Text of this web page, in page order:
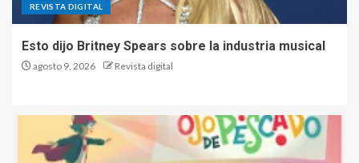
REVISTA DIGITAL
Esto dijo Britney Spears sobre la industria musical
agosto 9, 2026 Revista digital